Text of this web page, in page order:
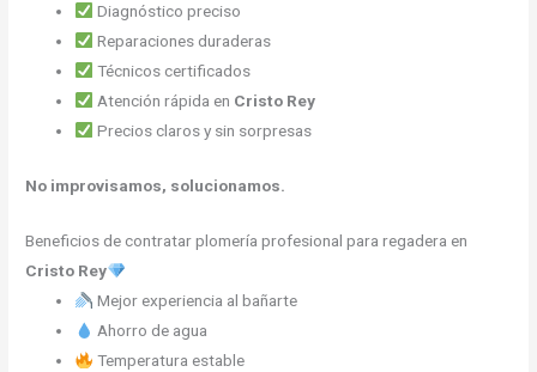
Diagnóstico preciso
Reparaciones duraderas
Técnicos certificados
Atención rápida en Cristo Rey
Precios claros y sin sorpresas
No improvisamos, solucionamos.
Beneficios de contratar plomería profesional para regadera en
Cristo Rey
Mejor experiencia al bañarte
Ahorro de agua
Temperatura estable